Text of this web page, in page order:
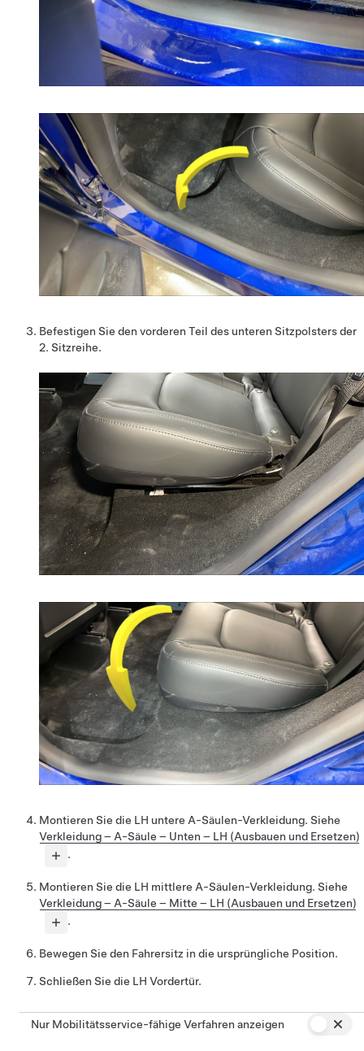
Befestigen Sie den vorderen Teil des unteren Sitzpolsters der
2. Sitzreihe.
Montieren Sie die LH untere A-Säulen-Verkleidung. Siehe
Verkleidung – A-Säule – Unten – LH (Ausbauen und Ersetzen)
.
Montieren Sie die LH mittlere A-Säulen-Verkleidung. Siehe
Verkleidung – A-Säule – Mitte – LH (Ausbauen und Ersetzen)
.
Bewegen Sie den Fahrersitz in die ursprüngliche Position.
Schließen Sie die LH Vordertür.
Nur Mobilitätsservice-fähige Verfahren anzeigen